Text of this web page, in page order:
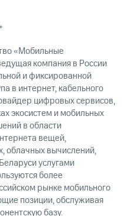
«Мобильные
компания в России
и фиксированной
в интернет, кабельного
цифровых сервисов,
экосистем и мобильных
в области
вещей,
облачных вычислений,
услугами
более
рынке мобильного
позиции, обслуживая
базу.